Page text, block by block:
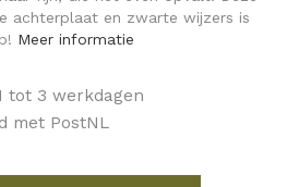
achterplaat en zwarte wijzers is
Meer informatie
tot 3 werkdagen
met PostNL